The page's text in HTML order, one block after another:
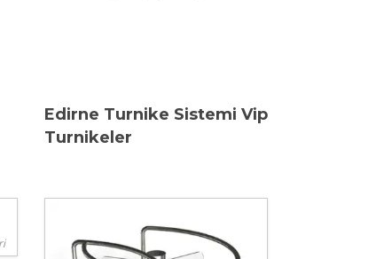
Edirne Turnike Sistemi Vip
Turnikeler